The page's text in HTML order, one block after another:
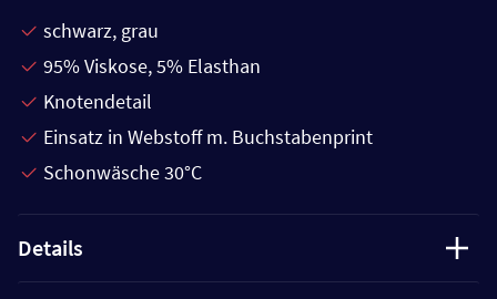
schwarz, grau
95% Viskose, 5% Elasthan
Knotendetail
Einsatz in Webstoff m. Buchstabenprint
Schonwäsche 30°C
Details